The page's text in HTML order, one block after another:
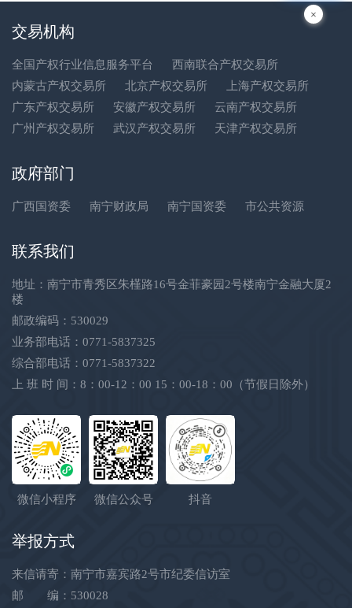
表审计，财务报表审阅，企业合并、分
清算审计，经济责任审计...
交易机构
全国产权行业信息服务平台
西南联合产权交易所
内蒙古产权交易所
北京产权交易所
上海产权交易所
广东产权交易所
安徽产权交易所
云南产权交易所
广州产权交易所
武汉产权交易所 天津产权交易所
政府部门
广西国资委 南宁财政局 南宁国资委 市公共资源
联系我们
地址：南宁市青秀区朱槿路16号金菲豪园2号楼南宁金融大厦2
楼
邮政编码：530029
业务部电话：0771-5837325
综合部电话：0771-5837322
上 班 时 间：8：00-12：00 15：00-18：00（节假日除外）
微信小程序 微信公众号 抖音
举报方式
来信请寄：南宁市嘉宾路2号市纪委信访室
邮 编：530028
×